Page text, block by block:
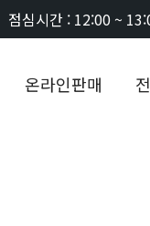
점심시간 : 12:00 ~
온라인판매